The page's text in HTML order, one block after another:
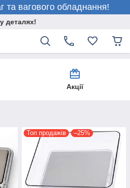
та вагового обладнання!
деталях!
Акції
Топ продажів –25%